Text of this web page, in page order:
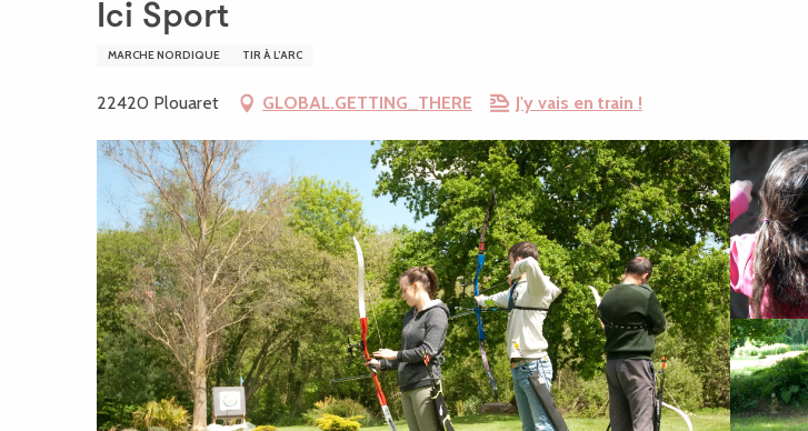
Ici Sport
MARCHE NORDIQUE TIR À L’ARC
22420 Plouaret GLOBAL.GETTING_THERE J'y vais en train !